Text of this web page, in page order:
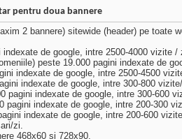
pentru doua bannere
2 bannere) sitewide (header) pe toate
de google, intre 2500-4000 vizite /
peste 19.000 pagini indexate de
indexate de google, intre 2500-4500
indexate de google, intre 300-800
pagini indexate de google, intre 300-600
pagini indexate de google, intre 200-300
indexate de google, intre 200-600
zi.
468x60 si 728x90.